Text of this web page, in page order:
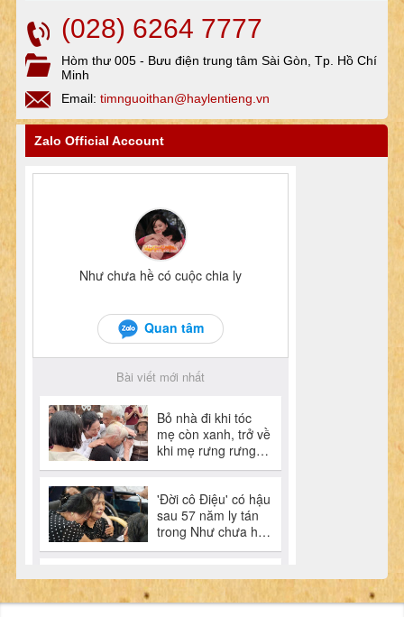
(028) 6264 7777
Hòm thư 005 - Bưu điện trung tâm Sài Gòn, Tp. Hồ Chí
Minh
Email: timnguoithan@haylentieng.vn
Zalo Official Account